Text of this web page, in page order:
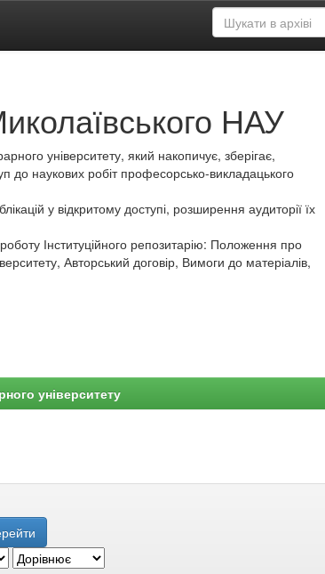
НАУ
університету, який накопичує, зберігає,
до наукових робіт професорсько-викладацького
у відкритому доступі, розширення аудиторії їх
Інституційного репозитарію: Положення про
Авторський договір, Вимоги до матеріалів,
університету